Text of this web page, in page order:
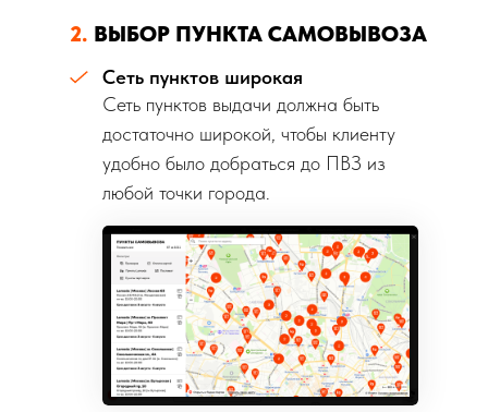
2. ВЫБОР ПУНКТА САМОВЫВОЗА
Сеть пунктов широкая
Сеть пунктов выдачи должна быть
достаточно широкой, чтобы клиенту
удобно было добраться до ПВЗ из
любой точки города.